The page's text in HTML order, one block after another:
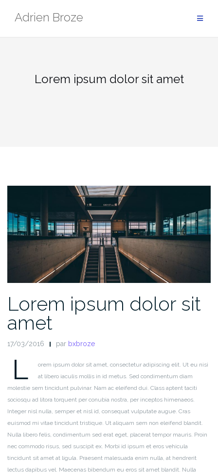
Adrien Broze
Lorem ipsum dolor sit amet
Lorem ipsum dolor sit
amet
17/03/2016 par bxbroze
L
orem ipsum dolor sit amet, consectetur adipiscing elit. Ut eu nisi
at libero iaculis mollis in id metus. Sed condimentum diam
molestie sem tincidunt pulvinar. Nam ac eleifend dui. Class aptent taciti
sociosqu ad litora torquent per conubia nostra, per inceptos himenaeos.
Integer nisl nulla, semper et nisl id, consequat vulputate augue. Cras
euismod mi vitae tincidunt tristique. Ut aliquam sem non eleifend blandit.
Nulla libero felis, condimentum sed erat eget, placerat tempor mauris. Proin
nec commodo risus, sed suscipit ex. Morbi id ipsum et eros vehicula
tincidunt sit amet at ligula. Praesent malesuada enim nulla, at hendrerit
lectus dapibus vel. Maecenas bibendum eu eros sit amet blandit. Nulla